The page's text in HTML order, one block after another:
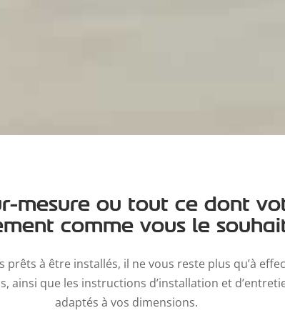
mesure ou tout ce dont
comme vous le
à être installés, il ne vous reste plus qu’à
ainsi que les instructions d’installation et
adaptés à vos dimensions.